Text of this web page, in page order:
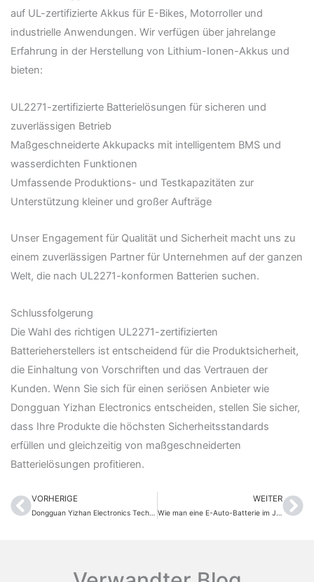
auf UL-zertifizierte Akkus für E-Bikes, Motorroller und
industrielle Anwendungen. Wir verfügen über jahrelange
Erfahrung in der Herstellung von Lithium-Ionen-Akkus und
bieten:
UL2271-zertifizierte Batterielösungen für sicheren und
zuverlässigen Betrieb
Maßgeschneiderte Akkupacks mit intelligentem BMS und
wasserdichten Funktionen
Umfassende Produktions- und Testkapazitäten zur
Unterstützung kleiner und großer Aufträge
Unser Engagement für Qualität und Sicherheit macht uns zu
einem zuverlässigen Partner für Unternehmen auf der ganzen
Welt, die nach UL2271-konformen Batterien suchen.
Schlussfolgerung
Die Wahl des richtigen UL2271-zertifizierten
Batterieherstellers ist entscheidend für die Produktsicherheit,
die Einhaltung von Vorschriften und das Vertrauen der
Kunden. Wenn Sie sich für einen seriösen Anbieter wie
Dongguan Yizhan Electronics entscheiden, stellen Sie sicher,
dass Ihre Produkte die höchsten Sicherheitsstandards
erfüllen und gleichzeitig von maßgeschneiderten
Batterielösungen profitieren.
PrevVORHERIGE
Dongguan Yizhan Electronics Technology Co., Ltd. besucht die CIBF 2026, um Einblicke in die neuesten Trends der Batterietechnologie zu erhalten
WEITER
Wie man eine E-Auto-Batterie im Jahr 2026 auswählt: Der komplette Einkaufsführer